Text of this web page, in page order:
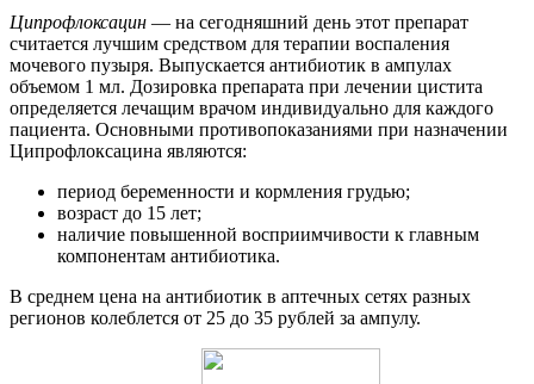
Ципрофлоксацин — на сегодняшний день этот препарат
считается лучшим средством для терапии воспаления
мочевого пузыря. Выпускается антибиотик в ампулах
объемом 1 мл. Дозировка препарата при лечении цистита
определяется лечащим врачом индивидуально для каждого
пациента. Основными противопоказаниями при назначении
Ципрофлоксацина являются:
период беременности и кормления грудью;
возраст до 15 лет;
наличие повышенной восприимчивости к главным
компонентам антибиотика.
В среднем цена на антибиотик в аптечных сетях разных
регионов колеблется от 25 до 35 рублей за ампулу.